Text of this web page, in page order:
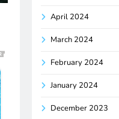
April 2024
March 2024
February 2024
January 2024
December 2023